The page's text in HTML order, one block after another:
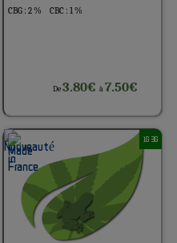
CBG : 2 % CBC : 1 %
De3.80€ à7.50€
1G 3G